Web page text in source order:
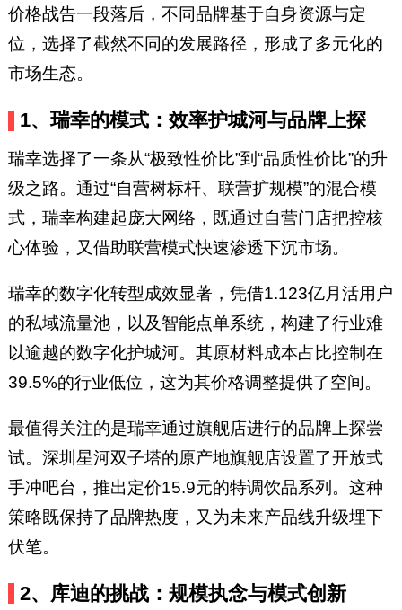
价格战告一段落后，不同品牌基于自身资源与定
位，选择了截然不同的发展路径，形成了多元化的
市场生态。
1、瑞幸的模式：效率护城河与品牌上探
瑞幸选择了一条从“极致性价比”到“品质性价比”的升
级之路。通过“自营树标杆、联营扩规模”的混合模
式，瑞幸构建起庞大网络，既通过自营门店把控核
心体验，又借助联营模式快速渗透下沉市场。
瑞幸的数字化转型成效显著，凭借1.123亿月活用户
的私域流量池，以及智能点单系统，构建了行业难
以逾越的数字化护城河。其原材料成本占比控制在
39.5%的行业低位，这为其价格调整提供了空间。
最值得关注的是瑞幸通过旗舰店进行的品牌上探尝
试。深圳星河双子塔的原产地旗舰店设置了开放式
手冲吧台，推出定价15.9元的特调饮品系列。这种
策略既保持了品牌热度，又为未来产品线升级埋下
伏笔。
2、库迪的挑战：规模执念与模式创新